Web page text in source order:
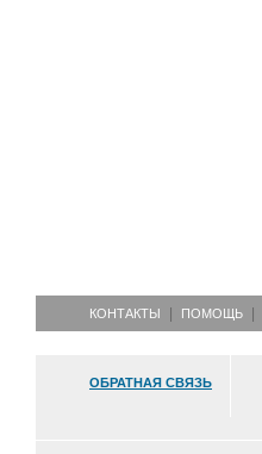
КОНТАКТЫ ПОМОЩЬ
ОБРАТНАЯ СВЯЗЬ